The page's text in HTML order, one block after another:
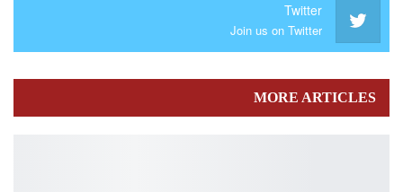
Twitter
Join us on Twitter
MORE ARTICLES